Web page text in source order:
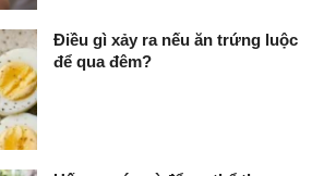
Điều gì xảy ra nếu ăn trứng luộc
để qua đêm?